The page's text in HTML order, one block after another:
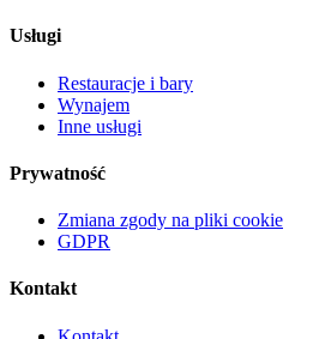
Usługi
Restauracje i bary
Wynajem
Inne usługi
Prywatność
Zmiana zgody na pliki cookie
GDPR
Kontakt